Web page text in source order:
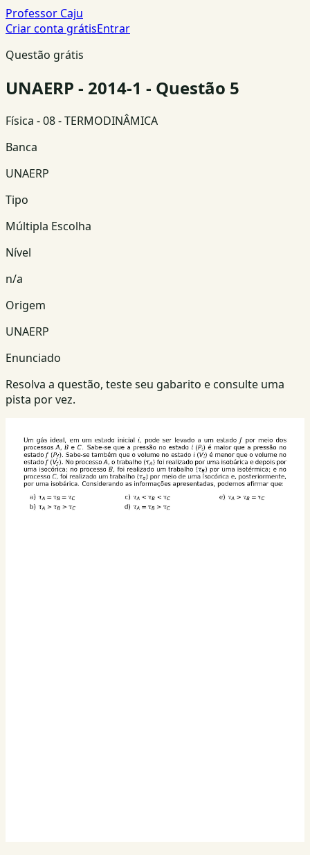
Professor Caju
Criar conta grátisEntrar
Questão grátis
UNAERP - 2014-1 - Questão 5
Física - 08 - TERMODINÂMICA
Banca
UNAERP
Tipo
Múltipla Escolha
Nível
n/a
Origem
UNAERP
Enunciado
Resolva a questão, teste seu gabarito e consulte uma
pista por vez.